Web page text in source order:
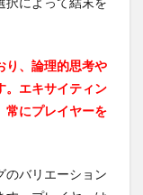
り、論理的思考や
。エキサイティン
常にプレイヤーを
のバリエーション